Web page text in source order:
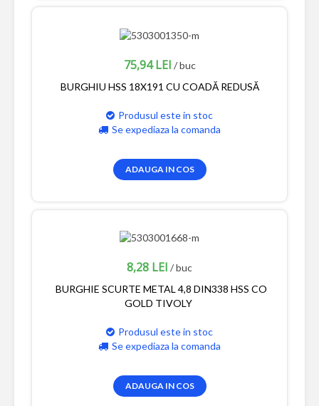
75,94 LEI / buc
BURGHIU HSS 18X191 CU COADĂ REDUSĂ
Produsul este in stoc
Se expediaza la comanda
ADAUGA IN COS
8,28 LEI / buc
BURGHIE SCURTE METAL 4,8 DIN338 HSS CO
GOLD TIVOLY
Produsul este in stoc
Se expediaza la comanda
ADAUGA IN COS